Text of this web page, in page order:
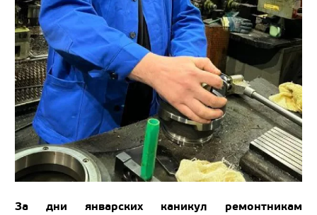
За дни январских каникул ремонтникам